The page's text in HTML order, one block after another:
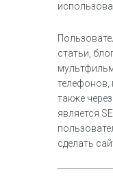
статьи,
телефонов,
также
является
сделать